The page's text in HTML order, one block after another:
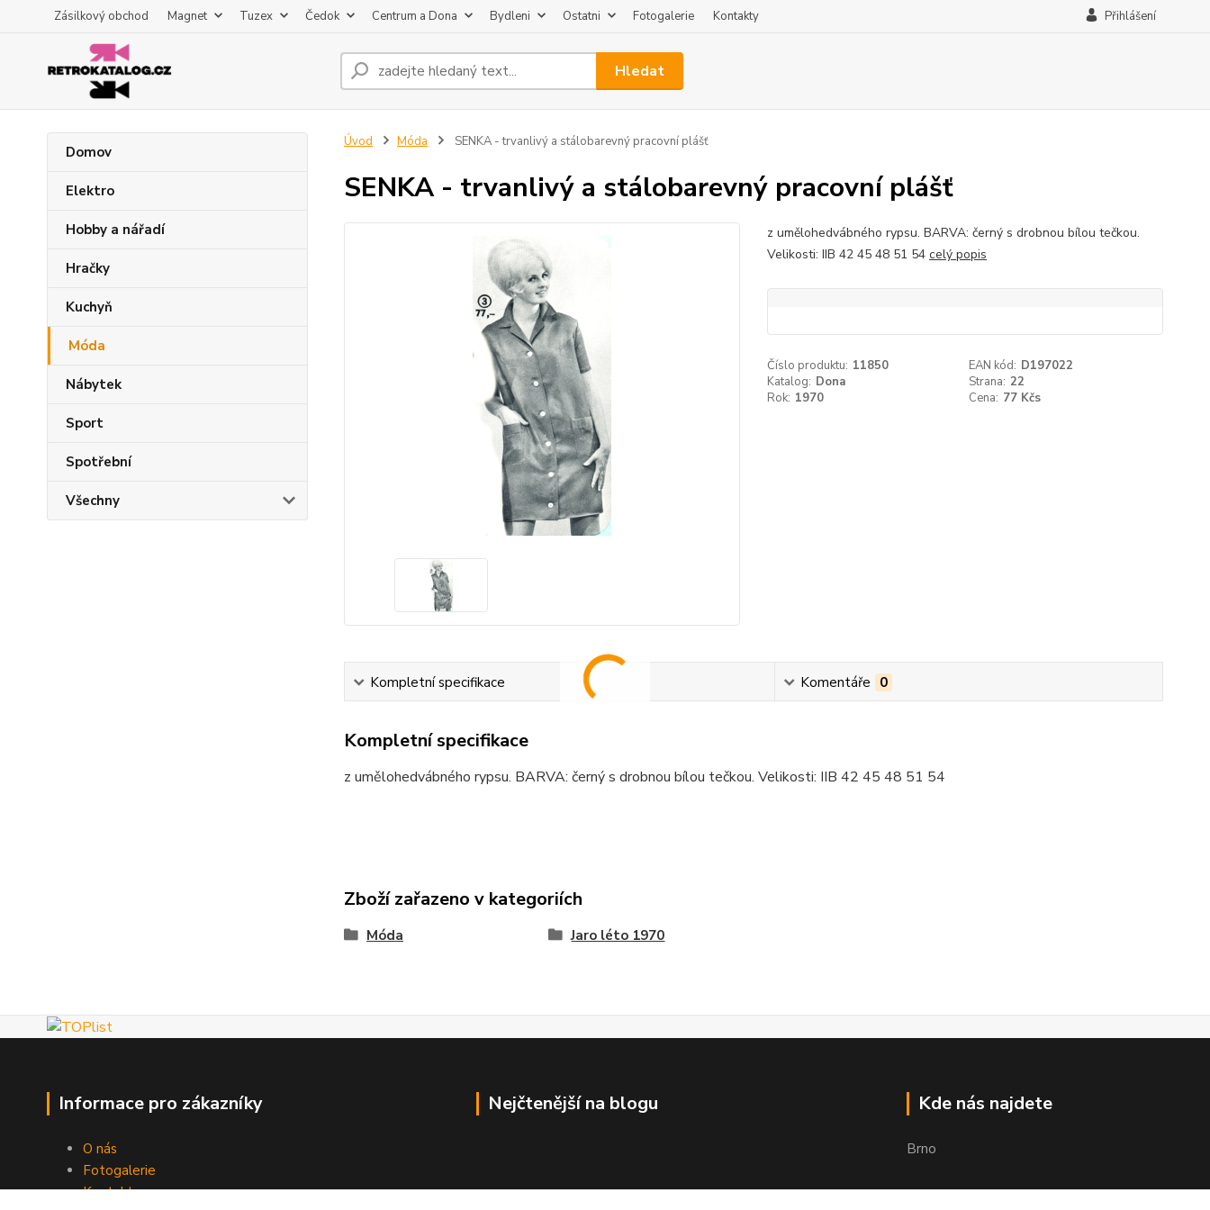
Zásilkový obchod Magnet Tuzex Čedok Centrum a Dona Bydleni Ostatni Fotogalerie Kontakty Přihlášení
Hledat
Domov
Elektro
Hobby a nářadí
Hračky
Kuchyň
Móda
Nábytek
Sport
Spotřební
Všechny
Úvod Móda SENKA - trvanlivý a stálobarevný pracovní plášť
SENKA - trvanlivý a stálobarevný pracovní plášť
z umělohedvábného rypsu. BARVA: černý s drobnou bílou tečkou.
Velikosti: IIB 42 45 48 51 54 celý popis
Číslo produktu: 11850 EAN kód: D197022
Katalog: Dona Strana: 22
Rok: 1970 Cena: 77 Kčs
Kompletní specifikace Komentáře 0
Kompletní specifikace
z umělohedvábného rypsu. BARVA: černý s drobnou bílou tečkou. Velikosti: IIB 42 45 48 51 54
Zboží zařazeno v kategoriích
Móda Jaro léto 1970
Informace pro zákazníky
O nás
Fotogalerie
Kontakty
Nejčtenější na blogu Kde nás najdete
Brno